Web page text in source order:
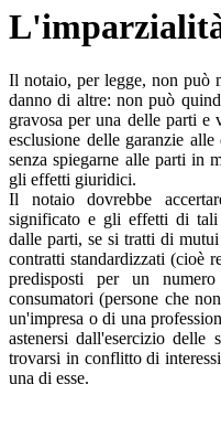
Il notaio, per legge, non può
danno di altre: non può
gravosa per una delle parti e
esclusione delle garanzie
senza spiegarne alle parti in
gli effetti giuridici.
Il notaio dovrebbe
significato e gli effetti di tali
dalle parti, se si tratti di
contratti standardizzati (cioè
predisposti per un
consumatori (persone che
un'impresa o di una
astenersi dall'esercizio
trovarsi in conflitto di
una di esse.